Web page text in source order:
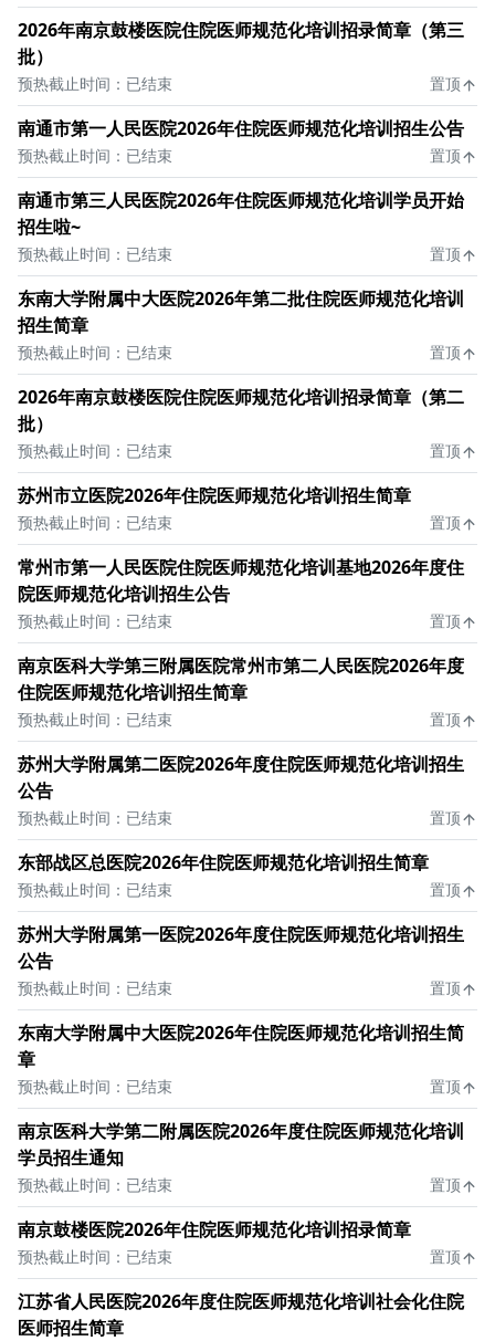
2026年南京鼓楼医院住院医师规范化培训招录简章（第三
批）
预热截止时间：已结束 置顶
南通市第一人民医院2026年住院医师规范化培训招生公告
预热截止时间：已结束 置顶
南通市第三人民医院2026年住院医师规范化培训学员开始
招生啦~
预热截止时间：已结束 置顶
东南大学附属中大医院2026年第二批住院医师规范化培训
招生简章
预热截止时间：已结束 置顶
2026年南京鼓楼医院住院医师规范化培训招录简章（第二
批）
预热截止时间：已结束 置顶
苏州市立医院2026年住院医师规范化培训招生简章
预热截止时间：已结束 置顶
常州市第一人民医院住院医师规范化培训基地2026年度住
院医师规范化培训招生公告
预热截止时间：已结束 置顶
南京医科大学第三附属医院常州市第二人民医院2026年度
住院医师规范化培训招生简章
预热截止时间：已结束 置顶
苏州大学附属第二医院2026年度住院医师规范化培训招生
公告
预热截止时间：已结束 置顶
东部战区总医院2026年住院医师规范化培训招生简章
预热截止时间：已结束 置顶
苏州大学附属第一医院2026年度住院医师规范化培训招生
公告
预热截止时间：已结束 置顶
东南大学附属中大医院2026年住院医师规范化培训招生简
章
预热截止时间：已结束 置顶
南京医科大学第二附属医院2026年度住院医师规范化培训
学员招生通知
预热截止时间：已结束 置顶
南京鼓楼医院2026年住院医师规范化培训招录简章
预热截止时间：已结束 置顶
江苏省人民医院2026年度住院医师规范化培训社会化住院
医师招生简章